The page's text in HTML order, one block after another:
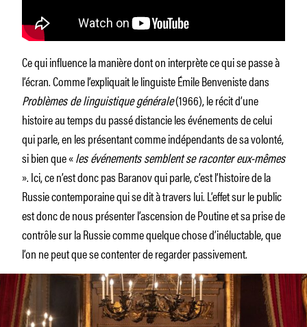
Ce qui influence la manière dont on interprète ce qui se passe à
l’écran. Comme l’expliquait le linguiste Émile Benveniste dans
Problèmes de linguistique générale(1966), le récit d’une
histoire au temps du passé distancie les événements de celui
qui parle, en les présentant comme indépendants de sa volonté,
si bien que «les événements semblent se raconter eux-mêmes
». Ici, ce n’est donc pas Baranov qui parle, c’est l’histoire de la
Russie contemporaine qui se dit à travers lui. L’effet sur le public
est donc de nous présenter l’ascension de Poutine et sa prise de
contrôle sur la Russie comme quelque chose d’inéluctable, que
l’on ne peut que se contenter de regarder passivement.